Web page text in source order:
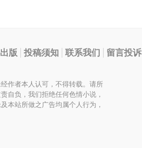
版 投稿须知 联系我们 留言投诉
作者本人认可，不得转载。请所
自负，我们拒绝任何色情小说，
本站所做之广告均属个人行为，